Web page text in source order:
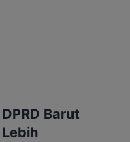
Barut